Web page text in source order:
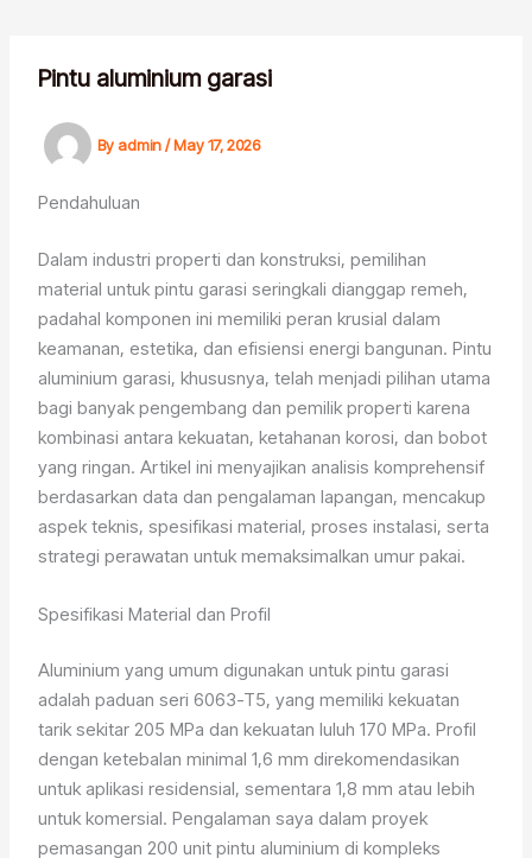
contentPintu aluminium garasi
Byadmin/May 17, 2026
Pendahuluan
Dalam industri properti dan konstruksi, pemilihan
material untuk pintu garasi seringkali dianggap remeh,
padahal komponen ini memiliki peran krusial dalam
keamanan, estetika, dan efisiensi energi bangunan. Pintu
aluminium garasi, khususnya, telah menjadi pilihan utama
bagi banyak pengembang dan pemilik properti karena
kombinasi antara kekuatan, ketahanan korosi, dan bobot
yang ringan. Artikel ini menyajikan analisis komprehensif
berdasarkan data dan pengalaman lapangan, mencakup
aspek teknis, spesifikasi material, proses instalasi, serta
strategi perawatan untuk memaksimalkan umur pakai.
Spesifikasi Material dan Profil
Aluminium yang umum digunakan untuk pintu garasi
adalah paduan seri 6063-T5, yang memiliki kekuatan
tarik sekitar 205 MPa dan kekuatan luluh 170 MPa. Profil
dengan ketebalan minimal 1,6 mm direkomendasikan
untuk aplikasi residensial, sementara 1,8 mm atau lebih
untuk komersial. Pengalaman saya dalam proyek
pemasangan 200 unit pintu aluminium di kompleks